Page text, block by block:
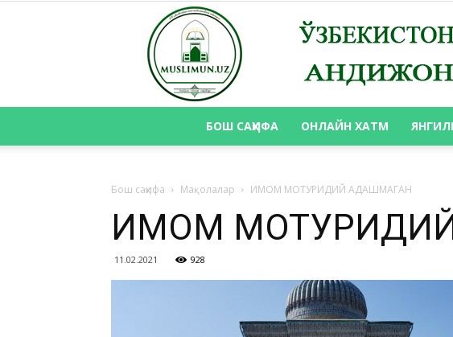
БОШ САҲИФА ОНЛАЙН ХАТМ
Бош саҳифа Мақолалар ИМОМ МОТУРИДИЙ АДАШМАГАН
ИМОМ
11.02.2021 928